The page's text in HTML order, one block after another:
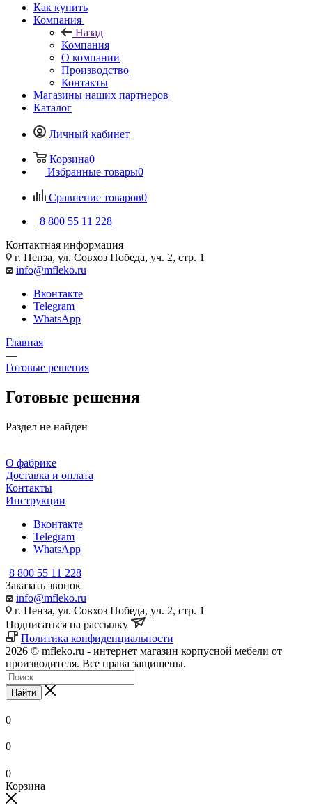
Как купить
Компания
Назад
Компания
О компании
Производство
Контакты
Магазины наших партнеров
Каталог
Личный кабинет
Корзина0
Избранные товары0
Сравнение товаров0
8 800 55 11 228
Контактная информация
г. Пенза, ул. Совхоз Победа, уч. 2, стр. 1
info@mfleko.ru
Вконтакте
Telegram
WhatsApp
Главная
—
Готовые решения
Готовые решения
Раздел не найден
О фабрике
Доставка и оплата
Контакты
Инструкции
Вконтакте
Telegram
WhatsApp
8 800 55 11 228
Заказать звонок
info@mfleko.ru
г. Пенза, ул. Совхоз Победа, уч. 2, стр. 1
Подписаться на рассылку
Политика конфиденциальности
2026 © mfleko.ru - интернет магазин корпусной мебели от
производителя. Все права защищены.
Найти
0
0
0
Корзина